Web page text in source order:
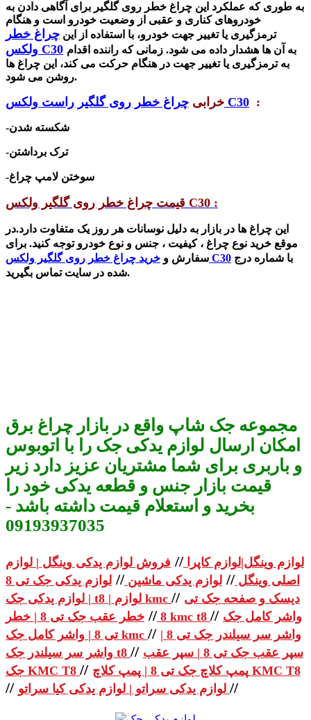
به طوری که عملکرد این چراغ خطر روی گلگیر برای آگاهی دادن به
خودروهای کناری و عقبی از وضعیت خودرو است و هنگام
ترمزگیری یا تغییر جهت خودرو، با استفاده از این چراغ خطر
ولکس C30 به آن ها هشدار داده می شود. زمانی که راننده اقدام
به ترمزگیری یا تغییر جهت در هنگام حرکت می کند، این چراغ ها
روشن می شود.
خرابی چراغ خطر روی گلگیر راست ولکس C30 :
-شکسته شدن
-ترک برداشتن
-سوختن لامپ چراغ
قیمت چراغ خطر روی گلگیر ولکس C30 :
این چراغ ها در بازار به دلیل نوسانات هر روز یک متفاوت دارد.در
موقع خرید نوع چراغ ، کیفیت ، جنس و نوع خودرو توجه کنید. برای
سفارش و خرید چراغ خطر روی گلگیر ولکس C30
شده در سایت تماس بگیرید.
مجموعه جک شاپ واقع در بازار چراغ برق
امکان ارسال لوازم یدکی جک را با اتوبوس
و باربری برای شما مشتریان عزیز دارد زیر
قیمت بازار جنس و قطعه یدکی خود را
بخرید و استعلام قیمت داشته باشد -
09193937035
لوازم وینگل|لوازم کاپرا // فروش لوازم یدکی وینگل | لوازم
اصلی وینگل // لوازم یدکی ماشین //
لوازم یدکی جک تی 8
| لوازم یدکی جک t8 | لوازم kmc // دیسک و صفحه جک تی
8
// خطر عقب جک تی 8 | خطر kmc t8 // واشر کامل جک
تی 8 | واشر کامل جک kmc // واشر سر سیلندر جک تی 8 |
واشر سر سیلندر جک t8 // سپر عقب جک تی 8 | سپر عقب
جک KMC T8 // پمپ کلاچ جک تی 8 | پمپ کلاچ KMC T8
// //